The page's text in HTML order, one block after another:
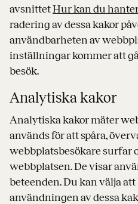
avsnittetHur kan du
radering av dessa kakor
användbarheten av
inställningar kommer att
besök.
Analytiska kakor
Analytiska kakor mäter
används för att spåra,
webbplatsbesökare surfar
webbplatsen. De visar
beteenden. Du kan välja
användningen av dessa